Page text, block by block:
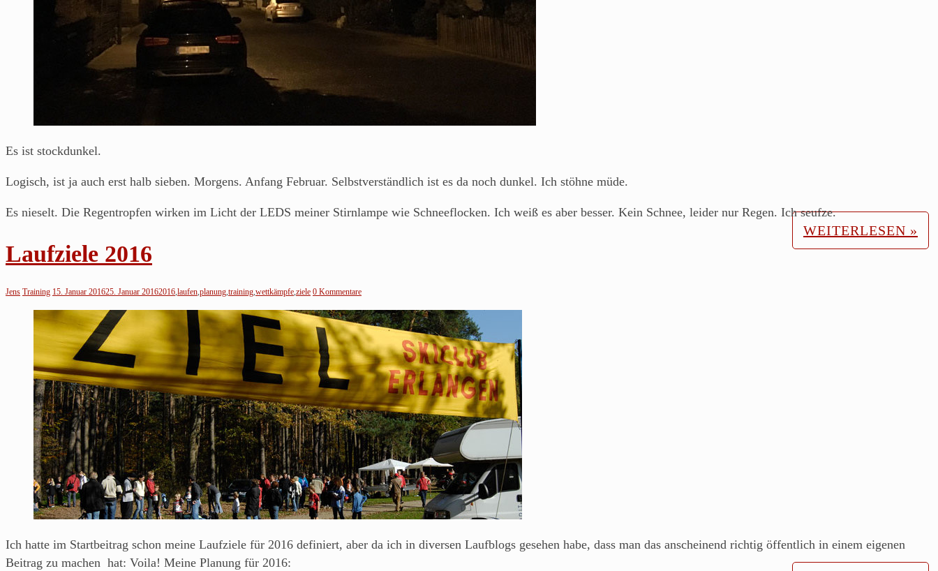
Es ist stockdunkel.
Logisch, ist ja auch erst halb sieben. Morgens. Anfang Februar. Selbstverständlich ist es da noch dunkel. Ich stöhne müde.
Es nieselt. Die Regentropfen wirken im Licht der LEDS meiner Stirnlampe wie Schneeflocken. Ich weiß es aber besser. Kein Schnee, leider nur Regen. Ich seufze.
WEITERLESEN »
Laufziele 2016
Jens Training 15. Januar 201625. Januar 20162016,laufen,planung,training,wettkämpfe,ziele 0 Kommentare
Ich hatte im Startbeitrag schon meine Laufziele für 2016 definiert, aber da ich in diversen Laufblogs gesehen habe, dass man das anscheinend richtig öffentlich in einem eigenen
Beitrag zu machen hat: Voila! Meine Planung für 2016: